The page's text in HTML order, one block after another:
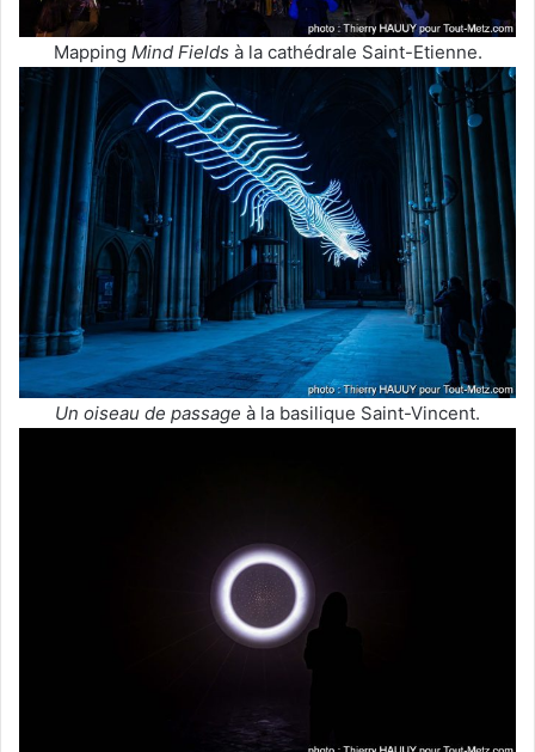
Mapping Mind Fields à la cathédrale Saint-Etienne.
Un oiseau de passage à la basilique Saint-Vincent.